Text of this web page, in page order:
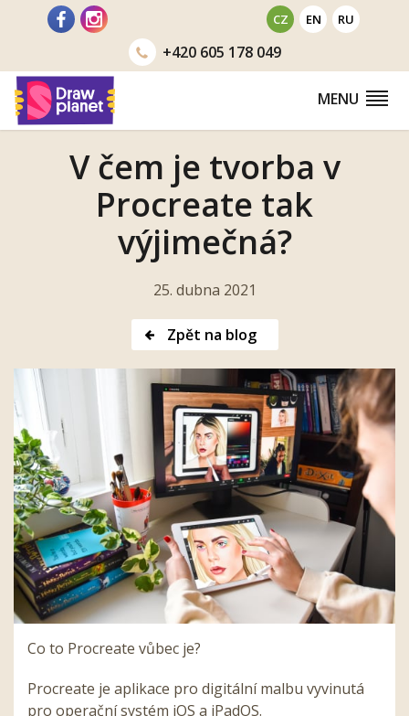
CZ EN RU
+420605 178 049
MENU
V čem je tvorba v
Procreate tak
výjimečná?
25. dubna 2021
Zpět na blog
Co to Procreate vůbec je?
Procreate je aplikace pro digitální malbu vyvinutá
pro operační systém iOS a iPadOS.